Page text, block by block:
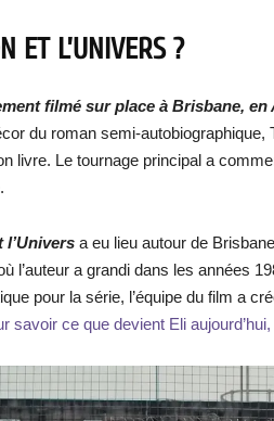
ET L’UNIVERS ?
filmé sur place à Brisbane, en
du roman semi-autobiographique,
livre. Le tournage principal a
l’Univers a eu lieu autour de
l’auteur a grandi dans les années
pour la série, l’équipe du film a
savoir ce que devient Eli